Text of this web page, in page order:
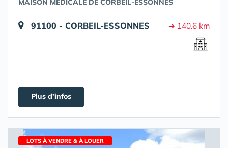
MAISON MÉDICALE DE CORBEIL-ESSONNES
91100 - CORBEIL-ESSONNES ➔ 140.6 km
Plus d'infos
LOTS À VENDRE & À LOUER